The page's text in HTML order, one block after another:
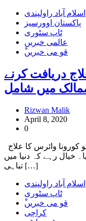
اسلام آباد راولپندی
پاکستان اوورسیز
ٹاپ سٹوری
عالمی خبریں
ْقو می خبریں
دریافت کرنے
میں شامل
Rizwan Malik
April 8, 2020
0
خیال رہے کہ دنیا میں
تباہی […]
اسلام آباد راولپندی
ٹاپ سٹوری
ْقو می خبریں
کراچی